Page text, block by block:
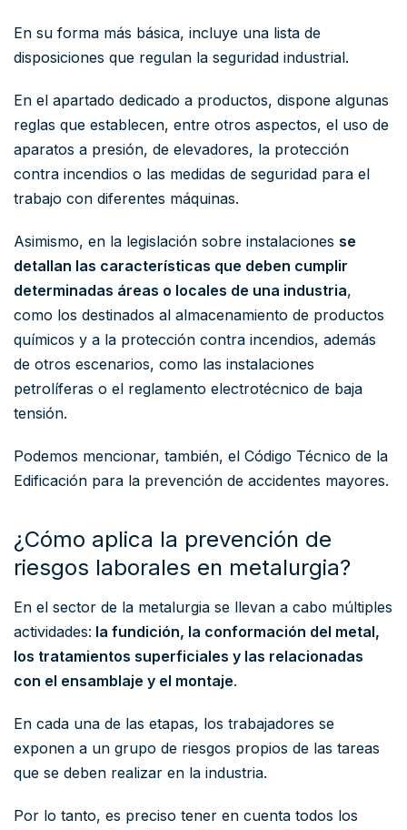
En su forma más básica, incluye una lista de
disposiciones que regulan la seguridad industrial.
En el apartado dedicado a productos, dispone algunas
reglas que establecen, entre otros aspectos, el uso de
aparatos a presión, de elevadores, la protección
contra incendios o las medidas de seguridad para el
trabajo con diferentes máquinas.
Asimismo, en la legislación sobre instalaciones se
detallan las características que deben cumplir
determinadas áreas o locales de una industria,
como los destinados al almacenamiento de productos
químicos y a la protección contra incendios, además
de otros escenarios, como las instalaciones
petrolíferas o el reglamento electrotécnico de baja
tensión.
Podemos mencionar, también, el Código Técnico de la
Edificación para la prevención de accidentes mayores.
¿Cómo aplica la prevención de
riesgos laborales en metalurgia?
En el sector de la metalurgia se llevan a cabo múltiples
actividades: la fundición, la conformación del metal,
los tratamientos superficiales y las relacionadas
con el ensamblaje y el montaje.
En cada una de las etapas, los trabajadores se
exponen a un grupo de riesgos propios de las tareas
que se deben realizar en la industria.
Por lo tanto, es preciso tener en cuenta todos los